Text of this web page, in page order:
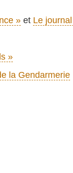
»et Le
»
la Gendarmerie